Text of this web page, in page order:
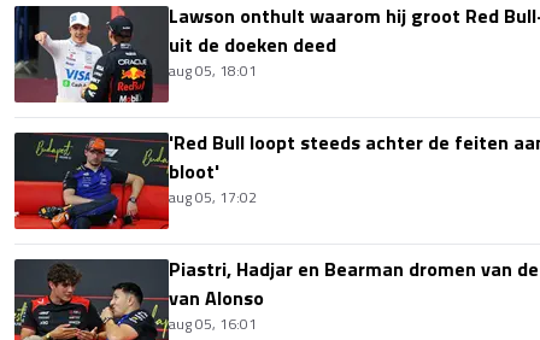
Lawson onthult waarom hij groot Red
uit de doeken deed
aug 05, 18:01
'Red Bull loopt steeds achter de feiten
bloot'
aug 05, 17:02
Piastri, Hadjar en Bearman dromen van
van Alonso
aug 05, 16:01